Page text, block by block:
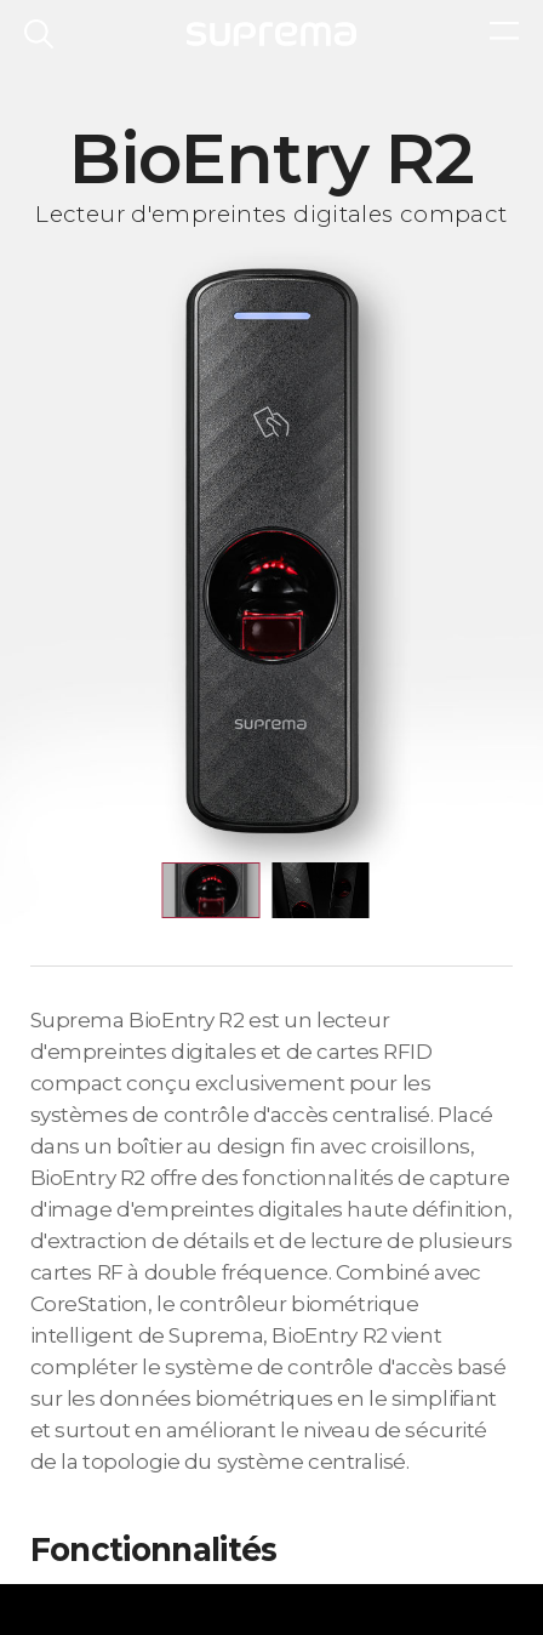
BioEntry R2
Lecteur d'empreintes digitales compact
Suprema BioEntry R2 est un lecteur
d'empreintes digitales et de cartes RFID
compact conçu exclusivement pour les
systèmes de contrôle d'accès centralisé. Placé
dans un boîtier au design fin avec croisillons,
BioEntry R2 offre des fonctionnalités de capture
d'image d'empreintes digitales haute définition,
d'extraction de détails et de lecture de plusieurs
cartes RF à double fréquence. Combiné avec
CoreStation, le contrôleur biométrique
intelligent de Suprema, BioEntry R2 vient
compléter le système de contrôle d'accès basé
sur les données biométriques en le simplifiant
et surtout en améliorant le niveau de sécurité
de la topologie du système centralisé.
Fonctionnalités